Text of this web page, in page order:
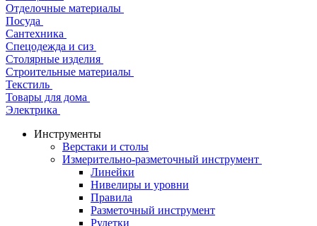
Отделочные материалы
Посуда
Сантехника
Спецодежда и сиз
Столярные изделия
Строительные материалы
Текстиль
Товары для дома
Электрика
Инструменты
Верстаки и столы
Измерительно-разметочный инструмент
Линейки
Нивелиры и уровни
Правила
Разметочный инструмент
Рулетки